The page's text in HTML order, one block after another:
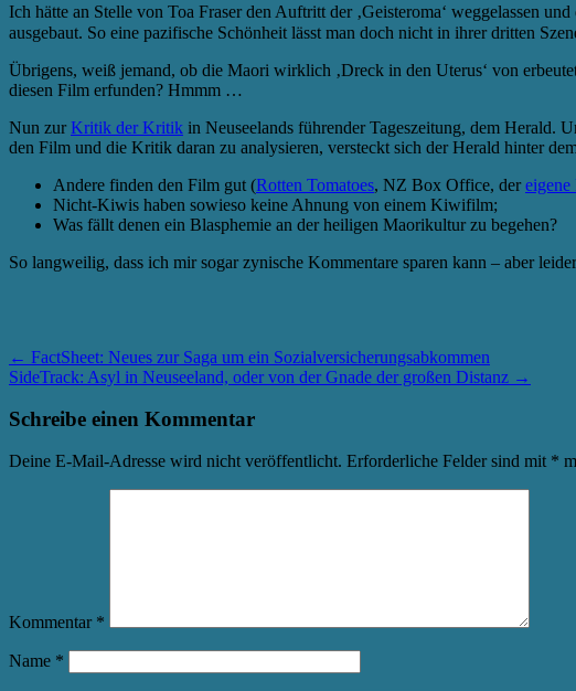
Ich hätte an Stelle von Toa Fraser den Auftritt der ‚Geisteroma‘ weggelassen
ausgebaut. So eine pazifische Schönheit lässt man doch nicht in ihrer dritten
Übrigens, weiß jemand, ob die Maori wirklich ‚Dreck in den Uterus‘ von
diesen Film erfunden? Hmmm …
Nun zurKritik der Kritik in Neuseelands führender Tageszeitung, dem Herald.
den Film und die Kritik daran zu analysieren, versteckt sich der Herald hinter
Andere finden den Film gut (Rotten Tomatoes, NZ Box Office, der
Nicht-Kiwis haben sowieso keine Ahnung von einem Kiwifilm;
Was fällt denen ein Blasphemie an der heiligen Maorikultur zu begehen?
So langweilig, dass ich mir sogar zynische Kommentare sparen kann – aber
← FactSheet: Neues zur Saga um ein Sozialversicherungsabkommen
SideTrack: Asyl in Neuseeland, oder von der Gnade der großen Distanz →
Schreibe einen Kommentar
Deine E-Mail-Adresse wird nicht veröffentlicht. Erforderliche Felder sind mit *
Kommentar *
Name *